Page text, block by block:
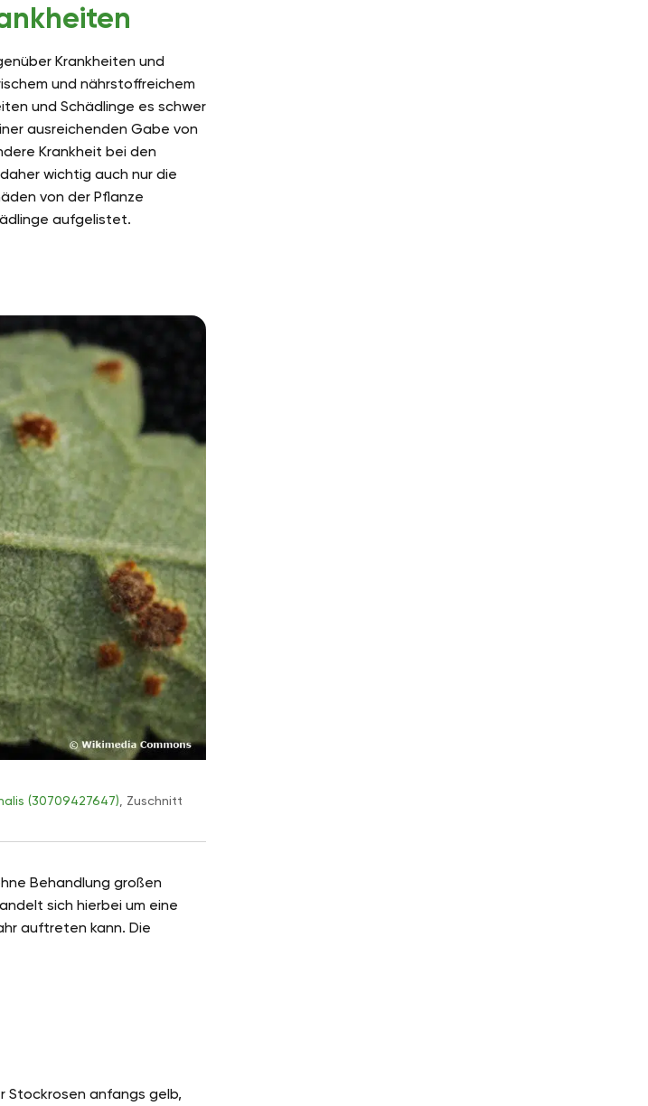
Krankheiten und
und nährstoffreichem
und Schädlinge es schwer
ausreichenden Gabe von
Krankheit bei den
wichtig auch nur die
von der Pflanze
aufgelistet.
(30709427647) , Zuschnitt
Behandlung großen
sich hierbei um eine
auftreten kann. Die
Stockrosen anfangs gelb,